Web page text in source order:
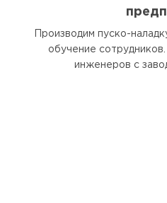
Производим пуско-
обучение
инженеров с